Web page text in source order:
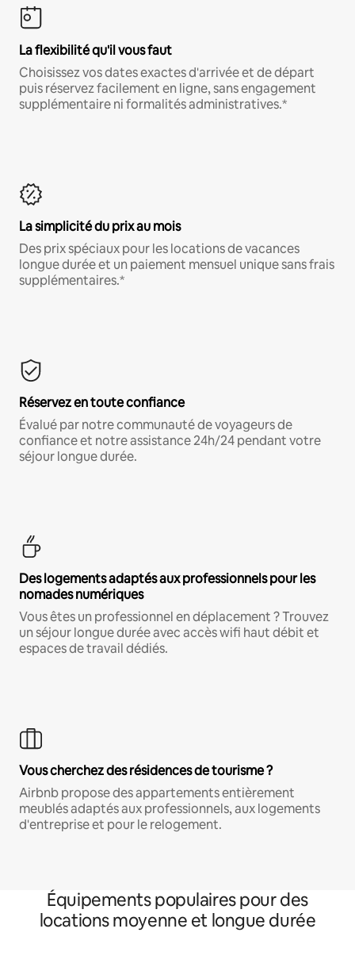
La flexibilité qu'il vous faut
Choisissez vos dates exactes d'arrivée et de départ
puis réservez facilement en ligne, sans engagement
supplémentaire ni formalités administratives.*
La simplicité du prix au mois
Des prix spéciaux pour les locations de vacances
longue durée et un paiement mensuel unique sans frais
supplémentaires.*
Réservez en toute confiance
Évalué par notre communauté de voyageurs de
confiance et notre assistance 24h/24 pendant votre
séjour longue durée.
Des logements adaptés aux professionnels pour les
nomades numériques
Vous êtes un professionnel en déplacement ? Trouvez
un séjour longue durée avec accès wifi haut débit et
espaces de travail dédiés.
Vous cherchez des résidences de tourisme ?
Airbnb propose des appartements entièrement
meublés adaptés aux professionnels, aux logements
d'entreprise et pour le relogement.
Équipements populaires pour des
locations moyenne et longue durée